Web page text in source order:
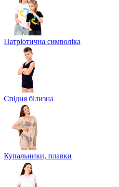
Патріотична символіка
Спідня білизна
Купальники, плавки